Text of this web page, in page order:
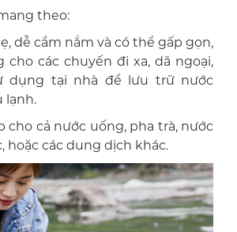
theo:
dễ cầm nắm và có thể gấp gọn,
cho các chuyến đi xa, dã ngoại,
dụng tại nhà để lưu trữ nước
lạnh.
cho cả nước uống, pha trà, nước
hoặc các dung dịch khác.